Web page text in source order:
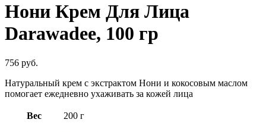
Нони Крем Для Лица
Darawadee, 100 гр
756 руб.
Натуральный крем с экстрактом Нони и кокосовым маслом
помогает ежедневно ухаживать за кожей лица
Вес 200 г